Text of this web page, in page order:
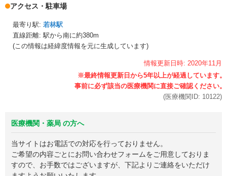
アクセス・駐車場
最寄り駅: 若林駅
直線距離: 駅から南に約380m
(この情報は経緯度情報を元に生成しています)
情報更新日時: 2020年11月
(医療機関ID: 10122)
医療機関・薬局 の方へ
当サイトはお電話での対応を行っておりません。
ご希望の内容ごとにお問い合わせフォームをご用意しておりま
すので、お手数ではございますが、下記よりご連絡をいただけ